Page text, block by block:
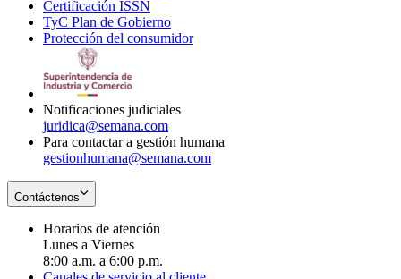
new
window
Certificación ISSN
in
new
TyC Plan de Gobierno
in
Protección del consumidorOpens
Notificaciones judiciales
juridica@semana.com
Para contactar a gestión humana
gestionhumana@semana.com
Contáctenos
Horarios de atención
Lunes a Viernes
8:00 a.m. a 6:00 p.m.